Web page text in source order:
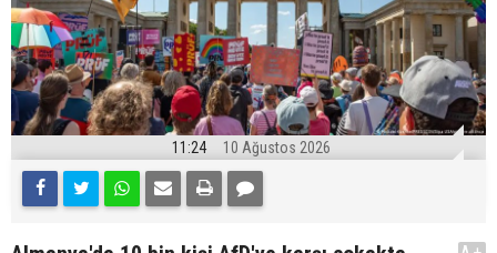
11:24 10 Ağustos 2026